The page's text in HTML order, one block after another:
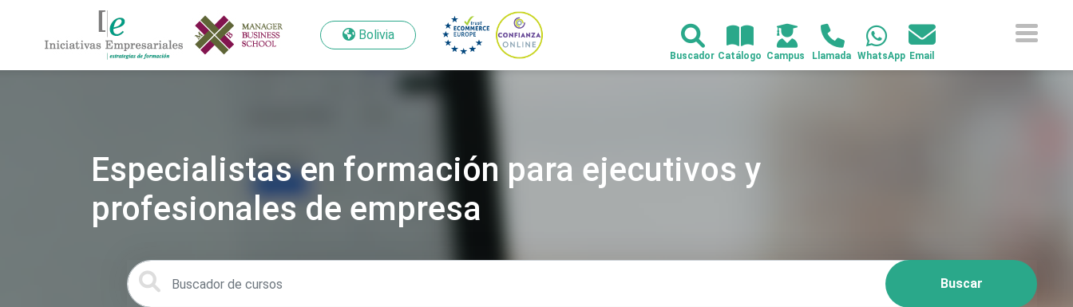
Bolivia
Bolivia
Especialistas en formación para ejecutivos y
profesionales de empresa
Buscar